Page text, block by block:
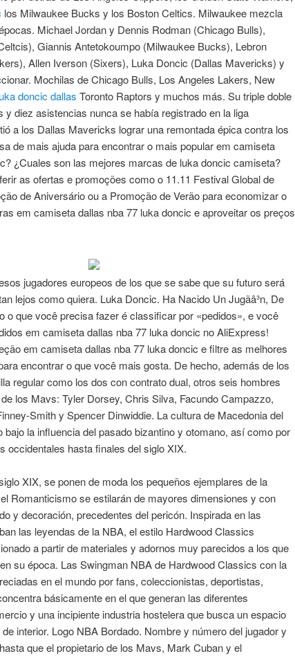
los Milwaukee Bucks y los Boston Celtics. Milwaukee mezcla
Michael Jordan y Dennis Rodman (Chicago Bulls),
Giannis Antetokoumpo (Milwaukee Bucks), Lebron
Allen Iverson (Sixers), Luka Doncic (Dallas Mavericks) y
Mochilas de Chicago Bulls, Los Angeles Lakers, New
doncic dallas Toronto Raptors y muchos más. Su triple doble
y diez asistencias nunca se había registrado en la liga
a los Dallas Mavericks lograr una remontada épica contra los
de mais ajuda para encontrar o mais popular em camiseta
¿Cuales son las mejores marcas de luka doncic camiseta?
as ofertas e promoções como o 11.11 Festival Global de
de Aniversário ou a Promoção de Verão para economizar o
em camiseta dallas nba 77 luka doncic e aproveitar os preços
jugadores europeos de los que se sabe que su futuro será
lejos como quiera. Luka Doncic. Ha Nacido Un Jugãâ³n, De
o que você precisa fazer é classificar por «pedidos», e você
em camiseta dallas nba 77 luka doncic no AliExpress!
em camiseta dallas nba 77 luka doncic e filtre as melhores
encontrar o que você mais gosta. De hecho, además de los
regular como los dos con contrato dual, otros seis hombres
los Mavs: Tyler Dorsey, Chris Silva, Facundo Campazzo,
Smith y Spencer Dinwiddie. La cultura de Macedonia del
bajo la influencia del pasado bizantino y otomano, así como por
occidentales hasta finales del siglo XIX.
XIX, se ponen de moda los pequeños ejemplares de la
Romanticismo se estilarán de mayores dimensiones y con
y decoración, precedentes del pericón. Inspirada en las
las leyendas de la NBA, el estilo Hardwood Classics
a partir de materiales y adornos muy parecidos a los que
su época. Las Swingman NBA de Hardwood Classics con la
en el mundo por fans, coleccionistas, deportistas,
básicamente en el que generan las diferentes
y una incipiente industria hostelera que busca un espacio
interior. Logo NBA Bordado. Nombre y número del jugador y
que el propietario de los Mavs, Mark Cuban y el